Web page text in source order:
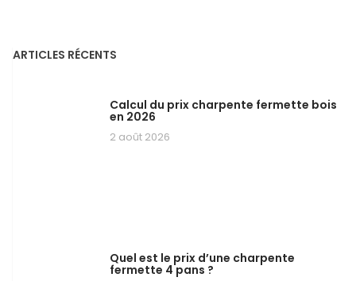
ARTICLES RÉCENTS
Calcul du prix charpente fermette bois
en 2026
2 août 2026
Quel est le prix d’une charpente
fermette 4 pans ?